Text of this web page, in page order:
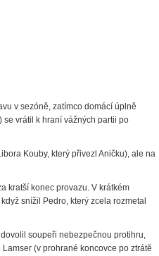
v sezóně, zatímco domácí úplně
se vrátil k hraní vážných partii po
Kouby, který přivezl Aničku), ale na
kratší konec provazu. V krátkém
snížil Pedro, který zcela rozmetal
soupeři nebezpečnou protihru,
(v prohrané koncovce po ztrátě